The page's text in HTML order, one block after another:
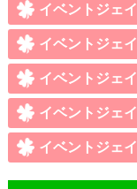
イベントジェイ
イベントジェイ
イベントジェイ
イベントジェイ
イベントジェイ